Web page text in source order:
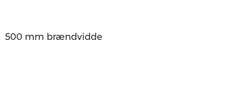
500 mm brændvidde